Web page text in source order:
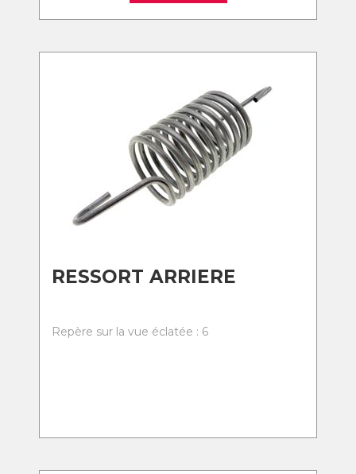
RESSORT ARRIERE
Repère sur la vue éclatée : 6